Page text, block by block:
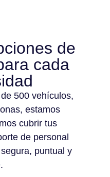
de
cada
500 vehículos,
estamos
cubrir tus
de personal
puntual y